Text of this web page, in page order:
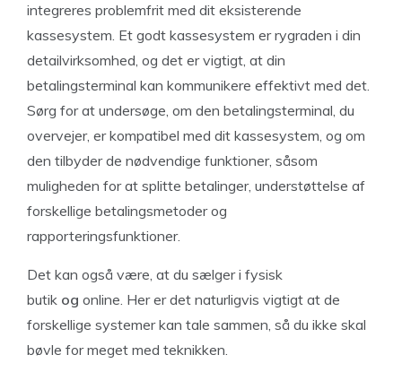
integreres problemfrit med dit eksisterende
kassesystem. Et godt kassesystem er rygraden i din
detailvirksomhed, og det er vigtigt, at din
betalingsterminal kan kommunikere effektivt med det.
Sørg for at undersøge, om den betalingsterminal, du
overvejer, er kompatibel med dit kassesystem, og om
den tilbyder de nødvendige funktioner, såsom
muligheden for at splitte betalinger, understøttelse af
forskellige betalingsmetoder og
rapporteringsfunktioner.
Det kan også være, at du sælger i fysisk
butik og online. Her er det naturligvis vigtigt at de
forskellige systemer kan tale sammen, så du ikke skal
bøvle for meget med teknikken.